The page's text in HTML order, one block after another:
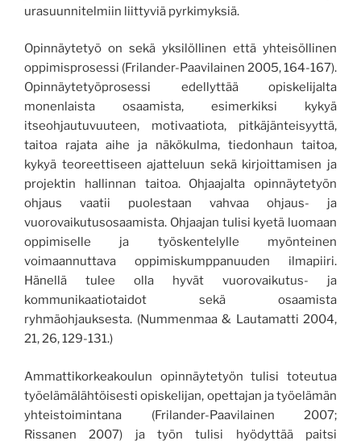
urasuunnitelmiin liittyviä pyrkimyksiä.
Opinnäytetyö on sekä yksilöll inen että yhteisöllinen
oppimisprosessi (Frilander-Paavilainen 2005, 164-167).
Opinnäytetyöprosessi edellyttää opiskelijalta
monenlaista osaamista, esimerkiksi kykyä
itseohjautuvuuteen, motivaatiota, pitkäjänteisyyttä,
taitoa rajata aihe ja näkökulma, tiedonhaun taitoa,
kykyä teoreettiseen ajatteluun sekä kirjoittamisen ja
projektin hallinnan taitoa. Ohjaajalta opinnäytetyön
ohjaus vaatii puolestaan vahvaa ohjaus- ja
vuorovaikutusosaamista. Ohjaajan tulisi kyetä luomaan
oppimiselle ja työskentelylle myönteinen
voimaannuttava oppimiskumppanuuden ilmapiiri.
Hänellä tulee olla hyvät vuorovaikutus- ja
kommunikaatiotaidot sekä osaamista
ryhmäohjauksesta. (Nummenmaa & Lautamatti 2004,
21, 26, 129-131.)
Ammattikorkeakoulun opinnäytetyön tulisi toteutua
työelämälähtöisesti opiskelijan, opettajan ja työelämän
yhteistoimintana (Frilander-Paavilainen 2007;
Rissanen 2007) ja työn tulisi hyödyttää paitsi